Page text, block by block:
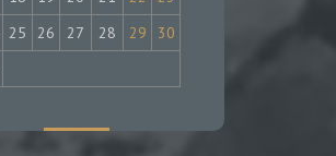
25 26 27 28 29
30